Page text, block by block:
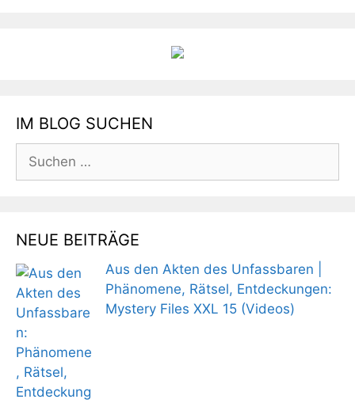
IM BLOG SUCHEN
nach:
NEUE BEITRÄGE
Aus den Akten des Unfassbaren |
Phänomene, Rätsel, Entdeckungen:
Mystery Files XXL 15 (Videos)